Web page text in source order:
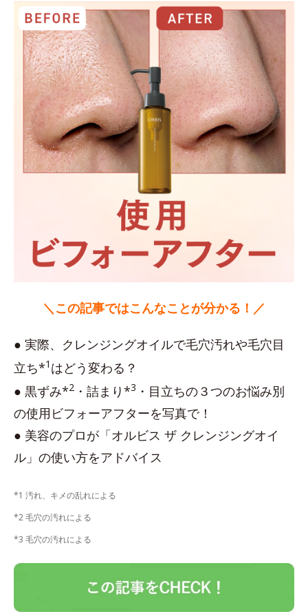
＼この記事ではこんなことが分かる！／
● 実際、クレンジングオイルで毛穴汚れや毛穴目
立ち*1 はどう変わる？
● 黒ずみ*2 ・詰まり*3 ・目立ちの３つのお悩み別
の使用ビフォーアフターを写真で！
● 美容のプロが「オルビス ザ クレンジングオイ
ル」の使い方をアドバイス
*1 汚れ、キメの乱れによる
*2 毛穴の汚れによる
*3 毛穴の汚れによる